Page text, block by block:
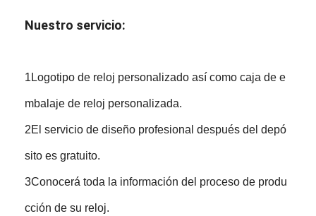
Nuestro servicio:
1Logotipo de reloj personalizado así como caja de e
mbalaje de reloj personalizada.
2El servicio de diseño profesional después del depó
sito es gratuito.
3Conocerá toda la información del proceso de produ
cción de su reloj.